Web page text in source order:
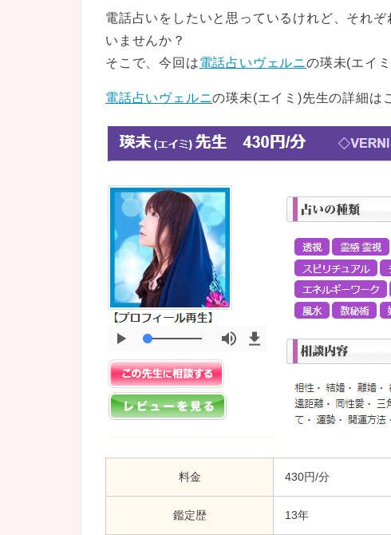
電話占いをしたいと思っているけれど、それ
いませんか？
そこで、今回は電話占いヴェルニの瑛未(エイ
電話占いヴェルニの瑛未(エイミ)先生の詳細は
料金 430円/分
鑑定歴 13年